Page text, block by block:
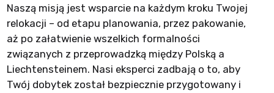
Naszą misją jest wsparcie na każdym kroku Twojej
relokacji – od etapu planowania, przez pakowanie,
aż po załatwienie wszelkich formalności
związanych z przeprowadzką między Polską a
Liechtensteinem. Nasi eksperci zadbają o to, aby
Twój dobytek został bezpiecznie przygotowany i